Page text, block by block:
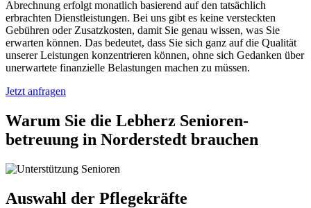
Abrechnung erfolgt monatlich basierend auf den tatsächlich
erbrachten Dienstleistungen. Bei uns gibt es keine versteckten
Gebühren oder Zusatzkosten, damit Sie genau wissen, was Sie
erwarten können. Das bedeutet, dass Sie sich ganz auf die Qualität
unserer Leistungen konzentrieren können, ohne sich Gedanken über
unerwartete finanzielle Belastungen machen zu müssen.
Jetzt anfragen
Warum Sie die Lebherz Senioren­
betreuung in Norderstedt brauchen
Auswahl der Pflegekräfte